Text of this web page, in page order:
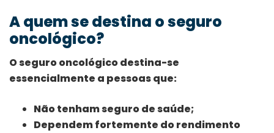
A quem se destina o seguro
oncológico?
O seguro oncológico destina-se
essencialmente a pessoas que:
Não tenham seguro de saúde;
Dependem fortemente do rendimento